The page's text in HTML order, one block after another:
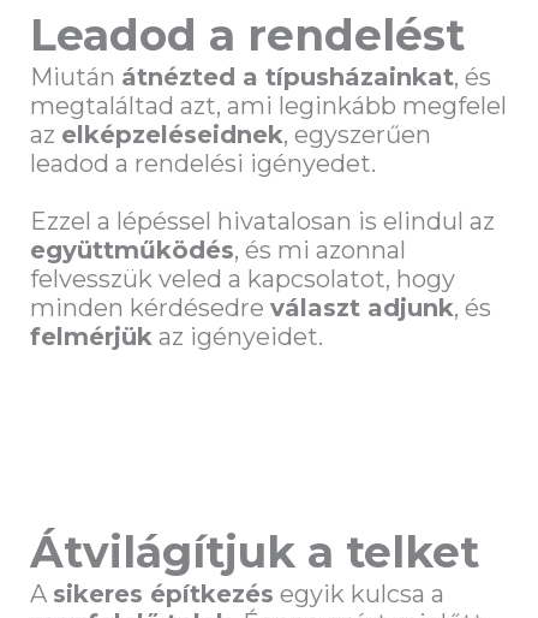
Leadod a rendelést
Miután átnézted a típusházainkat, és
megtaláltad azt, ami leginkább megfelel
az elképzeléseidnek, egyszerűen
leadod a rendelési igényedet.
Ezzel a lépéssel hivatalosan is elindul az
együttműködés, és mi azonnal
felvesszük veled a kapcsolatot, hogy
minden kérdésedre választ adjunk, és
felmérjük az igényeidet.
Átvilágítjuk a telket
A sikeres építkezés egyik kulcsa a